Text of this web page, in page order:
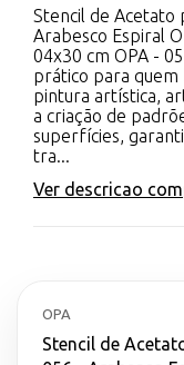
Stencil de Acetato
Arabesco Espiral
04x30 cm OPA -
prático para quem
pintura artística,
a criação de
superfícies,
tra...
Ver descricao
OPA
Stencil de